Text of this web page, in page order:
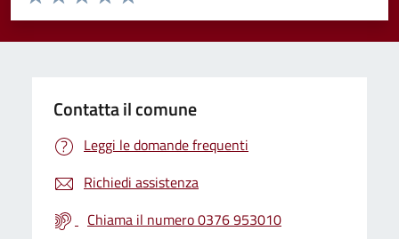
Valuta 5 stelle su 5
Valuta 4 stelle su 5
Valuta 3 stelle su 5
Valuta 2 stelle su 5
Valuta 1 stelle su 5
Contatta il comune
Leggi le domande frequenti
Richiedi assistenza
Chiama il numero 0376 953010